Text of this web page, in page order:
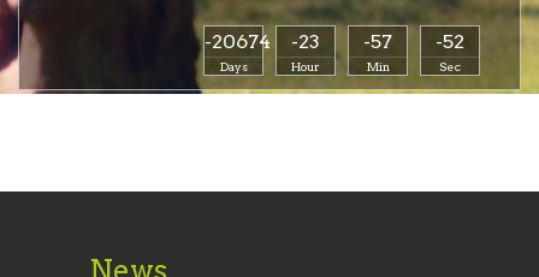
-20674
Days
-23
Hour
-57
Min
-52
Sec